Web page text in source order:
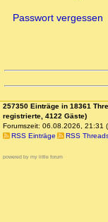
Passwort vergessen
257350 Einträge in 18361
registrierte, 4122 Gäste)
Forumszeit: 06.08.2026, 21:31
RSS Einträge
RSS
powered by my little forum